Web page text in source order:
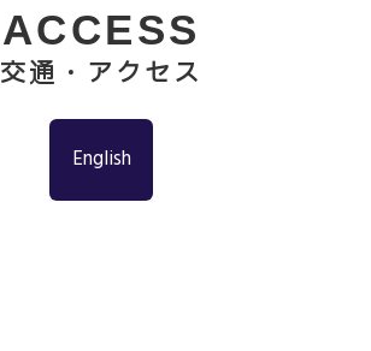
ACCESS
交通・アクセス
English